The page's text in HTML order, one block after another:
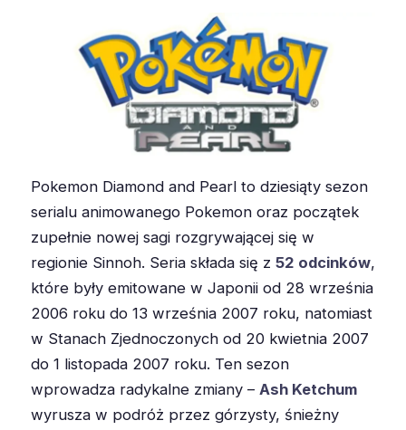
Pokemon Diamond and Pearl to dziesiąty sezon
serialu animowanego Pokemon oraz początek
zupełnie nowej sagi rozgrywającej się w
regionie Sinnoh. Seria składa się z 52 odcinków,
które były emitowane w Japonii od 28 września
2006 roku do 13 września 2007 roku, natomiast
w Stanach Zjednoczonych od 20 kwietnia 2007
do 1 listopada 2007 roku. Ten sezon
wprowadza radykalne zmiany – Ash Ketchum
wyrusza w podróż przez górzysty, śnieżny